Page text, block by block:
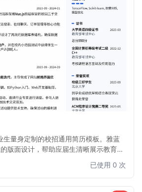
量身定制的校招通用简历模板。雅蓝
版面设计，帮助应届生清晰展示教育背
力你在激烈的校招竞争中脱颖而出，成
已使用 0 次